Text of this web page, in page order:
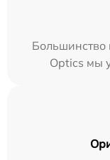
Большинство
Optics мы